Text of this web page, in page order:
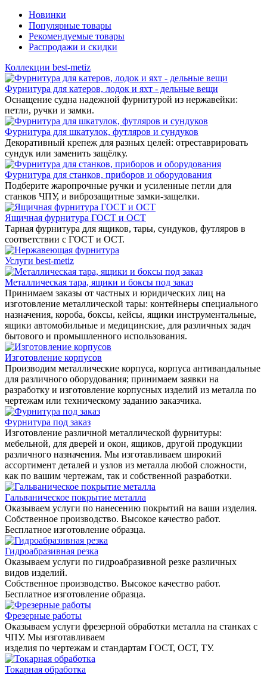
Новинки
Популярные товары
Рекомендуемые товары
Распродажи и скидки
Коллекции best-metiz
Фурнитура для катеров, лодок и яхт - дельные вещи
Оснащение судна надежной фурнитурой из нержавейки:
петли, ручки и замки.
Фурнитура для шкатулок, футляров и сундуков
Декоративный крепеж для разных целей: отреставрировать
сундук или заменить защёлку.
Фурнитура для станков, приборов и оборудования
Подберите жаропрочные ручки и усиленные петли для
станков ЧПУ, и виброзащитные замки-защелки.
Ящичная фурнитура ГОСТ и ОСТ
Тарная фурнитура для ящиков, тары, сундуков, футляров в
соответствии с ГОСТ и ОСТ.
Услуги best-metiz
Металлическая тара, ящики и боксы под заказ
Принимаем заказы от частных и юридических лиц на
изготовление металлической тары: контейнеры специального
назначения, короба, боксы, кейсы, ящики инструментальные,
ящики автомобильные и медицинские, для различных задач
бытового и промышленного использования.
Изготовление корпусов
Производим металлические корпуса, корпуса антивандальные
для различного оборудования; принимаем заявки на
разработку и изготовление корпусных изделий из металла по
чертежам или техническому заданию заказчика.
Фурнитура под заказ
Изготовление различной металлической фурнитуры:
мебельной, для дверей и окон, ящиков, другой продукции
различного назначения. Мы изготавливаем широкий
ассортимент деталей и узлов из металла любой сложности,
как по вашим чертежам, так и собственной разработки.
Гальваническое покрытие металла
Оказываем услуги по нанесению покрытий на ваши изделия.
Собственное производство. Высокое качество работ.
Бесплатное изготовление образца.
Гидроабразивная резка
Оказываем услуги по гидроабразивной резке различных
видов изделий.
Собственное производство. Высокое качество работ.
Бесплатное изготовление образца.
Фрезерные работы
Оказываем услуги фрезерной обработки металла на станках с
ЧПУ. Мы изготавливаем
изделия по чертежам и стандартам ГОСТ, ОСТ, ТУ.
Токарная обработка